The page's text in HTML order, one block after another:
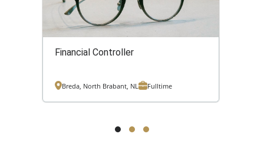
Financial Controller
Breda, North Brabant, NL Fulltime